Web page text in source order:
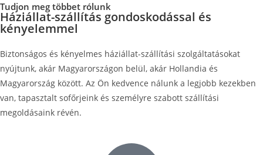
Tudjon meg többet rólunk
Háziállat-szállítás gondoskodással és
kényelemmel
Biztonságos és kényelmes háziállat-szállítási szolgáltatásokat
nyújtunk, akár Magyarországon belül, akár Hollandia és
Magyarország között. Az Ön kedvence nálunk a legjobb kezekben
van, tapasztalt sofőrjeink és személyre szabott szállítási
megoldásaink révén.